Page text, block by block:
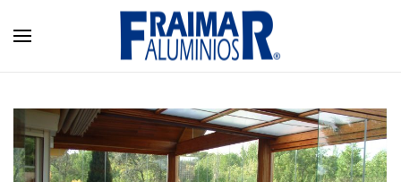
Skip to main content